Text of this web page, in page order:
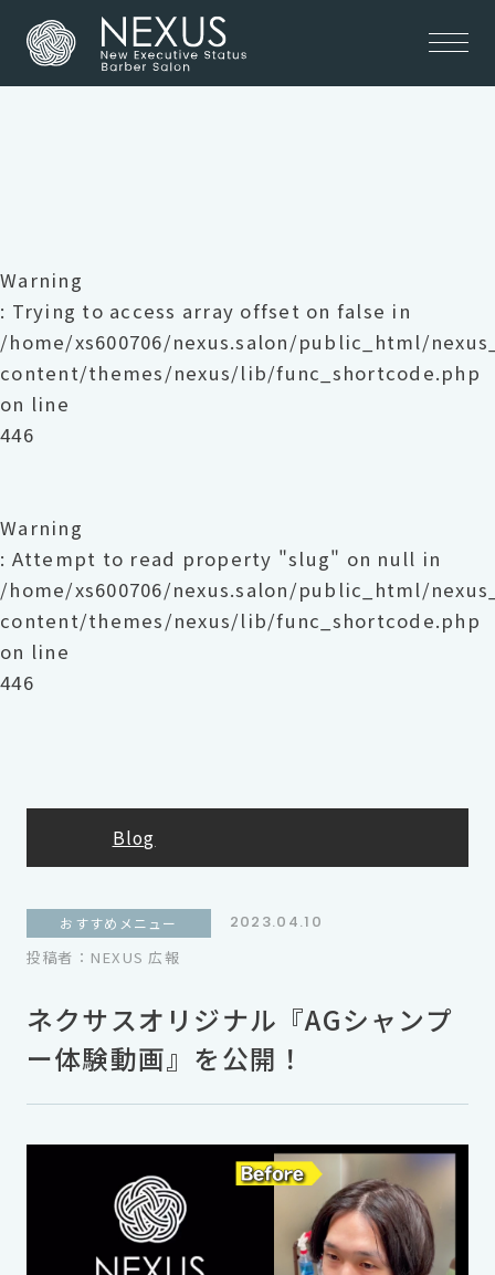
Blog
ネクサスオリジナル『AGシャンプ
ー体験動画』を公開！
おすすめメニュー
2023.04.10
投稿者：NEXUS 広報
Warning
: Trying to access array offset on false in
/home/xs600706/nexus.salon/public_html/
content/themes/nexus/lib/func_shortcode.php
on line
446
Warning
: Attempt to read property "slug" on null in
/home/xs600706/nexus.salon/public_html/
content/themes/nexus/lib/func_shortcode.php
on line
446